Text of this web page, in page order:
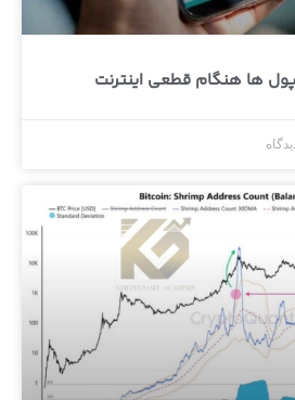
ها هنگام قطعی اینترنت